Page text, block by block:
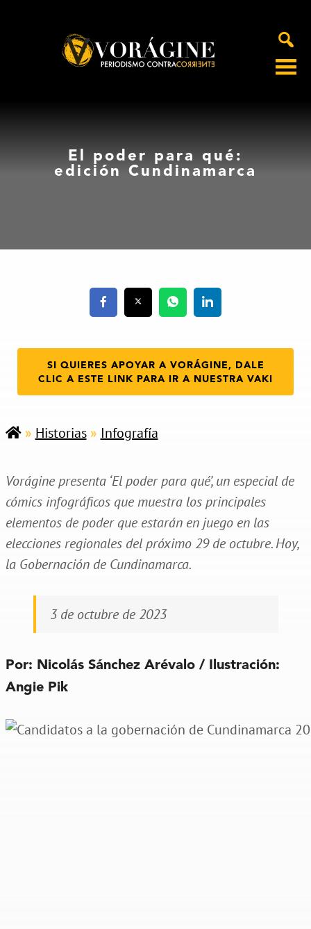
El poder para qué:
edición Cundinamarca
SI QUIERES APOYAR A VORÁGINE, DALE
CLIC A ESTE LINK PARA IR A NUESTRA VAKI
» Historias» Infografía
Vorágine presenta ‘El poder para qué’, un especial de
cómics infográficos que muestra los principales
elementos de poder que estarán en juego en las
elecciones regionales del próximo 29 de octubre. Hoy,
la Gobernación de Cundinamarca.
3 de octubre de 2023
Por: Nicolás Sánchez Arévalo / Ilustración:
Angie Pik